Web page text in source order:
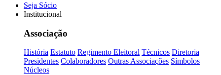
Seja Sócio
Institucional
Associação
História Estatuto Regimento Eleitoral Técnicos Diretoria
Presidentes Colaboradores Outras Associações Símbolos
Núcleos